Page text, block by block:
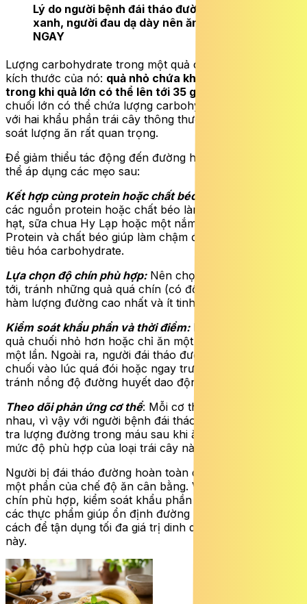
Lý do người bệnh đái tháo đường nên ăn chuối
xanh, người đau dạ dày nên ăn chuối chín
NGAY
Lượng carbohydrate trong một quả chuối phụ thuộc vào
kích thước của nó: quả nhỏ chứa khoảng 23 g carbs,
trong khi quả lớn có thể lên tới 35 g hoặc hơn
chuối lớn có thể chứa lượng carbohydrate tương đương
với hai khẩu phần trái cây thông thường, vì vậy kiểm
soát lượng ăn rất quan trọng.
Để giảm thiểu tác động đến đường huyết, mọi người có
thể áp dụng các mẹo sau:
Kết hợp cùng protein hoặc chất béo:
các nguồn protein hoặc chất béo lành mạnh như bơ
hạt, sữa chua Hy Lạp hoặc một nắm hạt hạnh nhân.
Protein và chất béo giúp làm chậm đáng kể quá trình
tiêu hóa carbohydrate.
Lựa chọn độ chín phù hợp:Nên chọn chuối vừa chín
tới, tránh những quả quá chín (có đốm nâu) vì chúng có
hàm lượng đường cao nhất và ít tinh bột kháng nhất.
Kiểm soát khẩu phần và thời điểm:Hãy chọn những
quả chuối nhỏ hơn hoặc chỉ ăn một nửa quả lớn trong
một lần. Ngoài ra, người đái tháo đường nên tránh ăn
chuối vào lúc quá đói hoặc ngay trước khi đi ngủ để
tránh nồng độ đường huyết dao động mạnh.
Theo dõi phản ứng cơ thể: Mỗi cơ thể phản ứng khác
nhau, vì vậy với người bệnh đái tháo đường việc kiểm
tra lượng đường trong máu sau khi ăn giúp xác định
mức độ phù hợp của loại trái cây này đối với cá nhân.
Người bị đái tháo đường hoàn toàn có thể ăn chuối như
một phần của chế độ ăn cân bằng. Việc lựa chọn độ
chín phù hợp, kiểm soát khẩu phần và kết hợp chuối với
các thực phẩm giúp ổn định đường huyết khác chính là
cách để tận dụng tối đa giá trị dinh dưỡng từ loại quả
này.